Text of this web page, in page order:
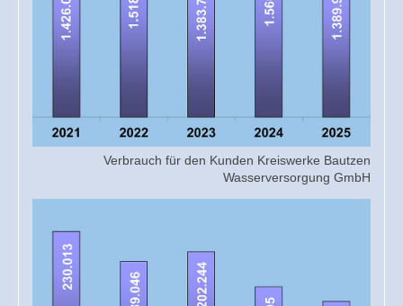
Verbrauch für den Kunden Kreiswerke Bautzen
Wasserversorgung GmbH